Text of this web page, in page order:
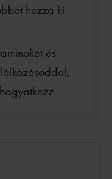
hozza ki
és